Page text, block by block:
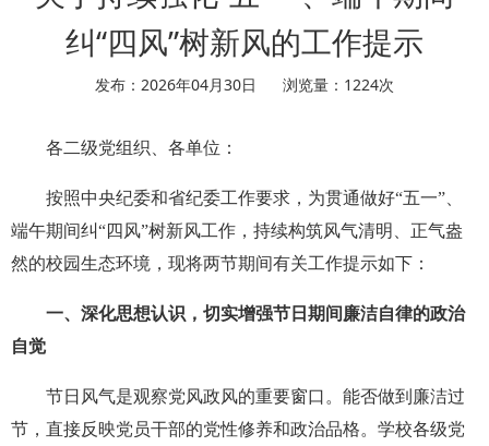
纠“四风”树新风的工作提示
发布：2026年04月30日 浏览量： 1224次
各二级党组织、各单位：
按照中央纪委和省纪委工作要求，为贯通做好“五一”、
端午期间纠“四风”树新风工作，持续构筑风气清明、正气盎
然的校园生态环境，现将两节期间有关工作提示如下：
一、深化思想认识，切实增强节日期间廉洁自律的政治
自觉
节日风气是观察党风政风的重要窗口。能否做到廉洁过
节，直接反映党员干部的党性修养和政治品格。学校各级党